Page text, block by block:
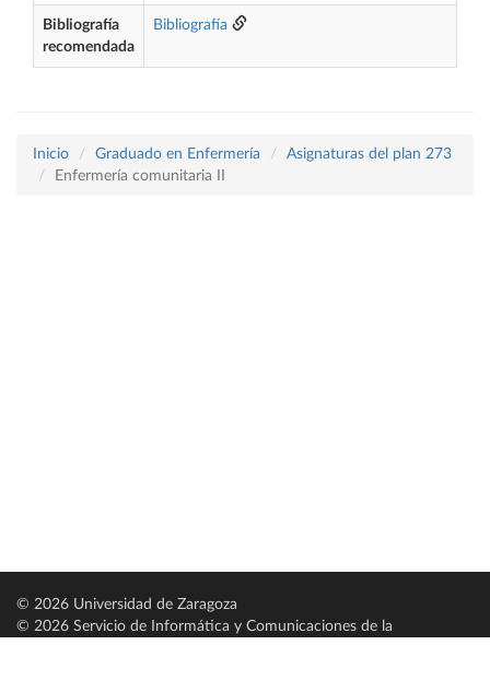
Bibliografía
recomendada
Bibliografía
Inicio Graduado en Enfermería
Asignaturas del plan 273
Enfermería comunitaria II
© 2026 Universidad de Zaragoza
© 2026 Servicio de Informática y Comunicaciones de la